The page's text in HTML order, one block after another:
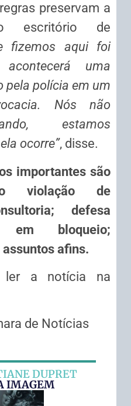
preservam a
escritório de
fizemos aqui foi
uma
pela polícia em um
Nós não
estamos
ocorre”, disse.
importantes são
violação de
defesa
em bloqueio;
afins.
ler a notícia na
de Notícias
DUPRET
IMAGEM